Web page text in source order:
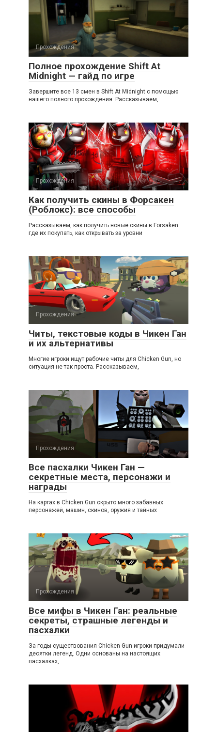
Прохождения
Полное прохождение Shift At
Midnight — гайд по игре
Завершите все 13 смен в Shift At Midnight с помощью
нашего полного прохождения. Рассказываем,
Прохождения
Как получить скины в Форсакен
(Роблокс): все способы
Рассказываем, как получить новые скины в Forsaken:
где их покупать, как открывать за уровни
Прохождения
Читы, текстовые коды в Чикен Ган
и их альтернативы
Многие игроки ищут рабочие читы для Chicken Gun, но
ситуация не так проста. Рассказываем,
Прохождения
Все пасхалки Чикен Ган —
секретные места, персонажи и
награды
На картах в Chicken Gun скрыто много забавных
персонажей, машин, скинов, оружия и тайных
Прохождения
Все мифы в Чикен Ган: реальные
секреты, страшные легенды и
пасхалки
За годы существования Chicken Gun игроки придумали
десятки легенд. Одни основаны на настоящих
пасхалках,